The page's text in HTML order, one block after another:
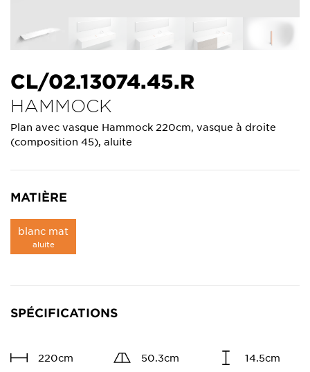
CL/02.13074.45.R
HAMMOCK
Plan avec vasque Hammock 220cm, vasque à droite
(composition 45), aluite
MATIÈRE
blanc mat
aluite
SPÉCIFICATIONS
220cm 50.3cm 14.5cm